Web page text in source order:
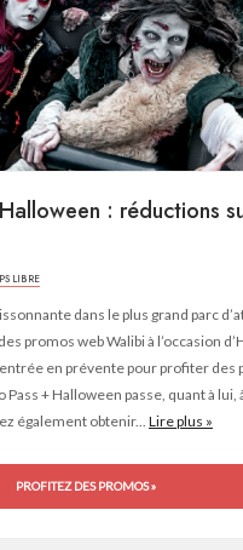
: réductions
LIBRE
dans le plus grand parc
promos web Walibi à l’occasion
en prévente pour profiter des
Pass + Halloween passe, quant à lui,
également obtenir... Lire plus »
PROFITEZ DES PROMOS »